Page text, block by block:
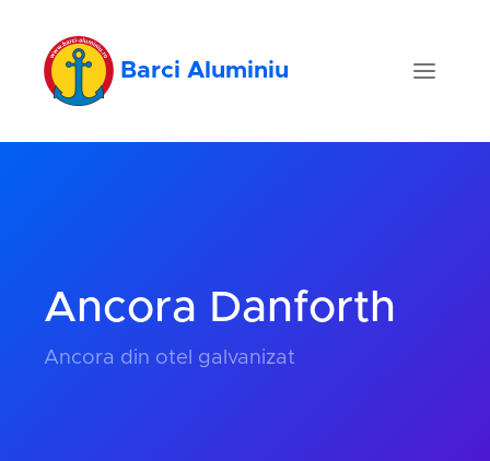
Barci Aluminiu
Ancora Danforth
Ancora din otel galvanizat